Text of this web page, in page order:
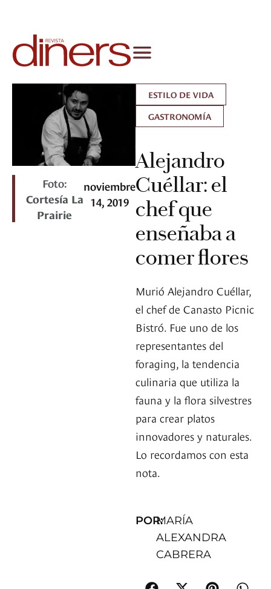
Foto:
Cortesía La
Prairie
noviembre
14, 2019
ESTILO DE VIDA
GASTRONOMÍA
Alejandro
Cuéllar: el
chef que
enseñaba a
comer flores
Murió Alejandro Cuéllar,
el chef de Canasto Picnic
Bistró. Fue uno de los
representantes del
foraging, la tendencia
culinaria que utiliza la
fauna y la flora silvestres
para crear platos
innovadores y naturales.
Lo recordamos con esta
nota.
POR:MARÍA
ALEXANDRA
CABRERA